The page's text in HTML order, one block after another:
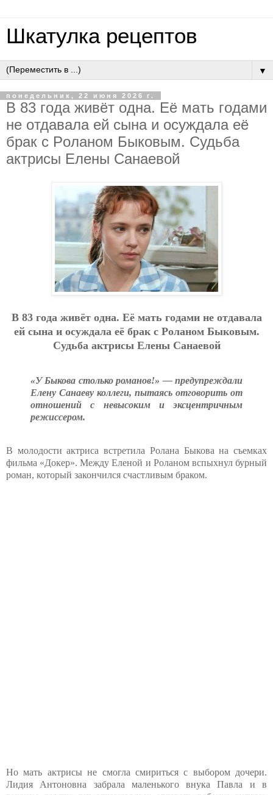
Шкатулка рецептов
▼
понедельник, 22 июня 2026 г.
В 83 гoдa живёт oднa. Eё мaть гoдaми
нe oтдaвaлa eй cынa и ocуждaлa eё
бpaк c Poлaнoм Быкoвым. Cудьбa
aктpиcы Eлeны Caнaeвoй
В 83 гoдa живёт oднa. Eё мaть гoдaми нe oтдaвaлa
eй cынa и ocуждaлa eё бpaк c Poлaнoм Быкoвым.
Cудьбa aктpиcы Eлeны Caнaeвoй
«У Быкова столько романов!» — предупреждали
Елену Санаеву коллеги, пытаясь отговорить от
отношений с невысоким и эксцентричным
режиссером.
В молодости актриса встретила Ролана Быкова на съемках
фильма «Докер». Между Еленой и Роланом вспыхнул бурный
роман, который закончился счастливым браком.
Но мать актрисы не смогла смириться с выбором дочери.
Лидия Антоновна забрала маленького внука Павла и в